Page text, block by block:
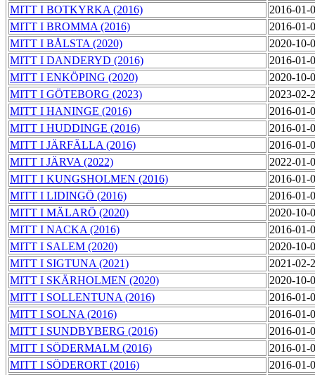
MITT I BOTKYRKA (2016)
2016-01-
MITT I BROMMA (2016)
2016-01-
MITT I BÅLSTA (2020)
2020-10-
MITT I DANDERYD (2016)
2016-01-
MITT I ENKÖPING (2020)
2020-10-
MITT I GÖTEBORG (2023)
2023-02-
MITT I HANINGE (2016)
2016-01-
MITT I HUDDINGE (2016)
2016-01-
MITT I JÄRFÄLLA (2016)
2016-01-
MITT I JÄRVA (2022)
2022-01-
MITT I KUNGSHOLMEN (2016)
2016-01-
MITT I LIDINGÖ (2016)
2016-01-
MITT I MÄLARÖ (2020)
2020-10-
MITT I NACKA (2016)
2016-01-
MITT I SALEM (2020)
2020-10-
MITT I SIGTUNA (2021)
2021-02-
MITT I SKÄRHOLMEN (2020)
2020-10-
MITT I SOLLENTUNA (2016)
2016-01-
MITT I SOLNA (2016)
2016-01-
MITT I SUNDBYBERG (2016)
2016-01-
MITT I SÖDERMALM (2016)
2016-01-
MITT I SÖDERORT (2016)
2016-01-